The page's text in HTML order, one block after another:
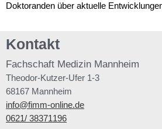
Doktoranden über aktuelle
Kontakt
Fachschaft Medizin Mannheim
Theodor-Kutzer-Ufer 1-3
68167 Mannheim
info@fimm-online.de
0621/ 38371196